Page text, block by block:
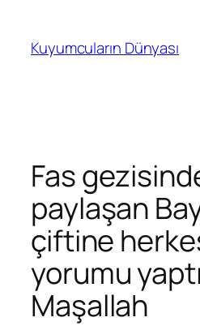
Kuyumcuların Dünyası
Fas
paylaşan
çiftine
yorumu
Maşallah